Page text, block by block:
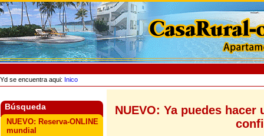
Yd se encuentra aqui: Inico
Búsqueda
NUEVO: Reserva-ONLINE
mundial
NUEVO: Ya puedes